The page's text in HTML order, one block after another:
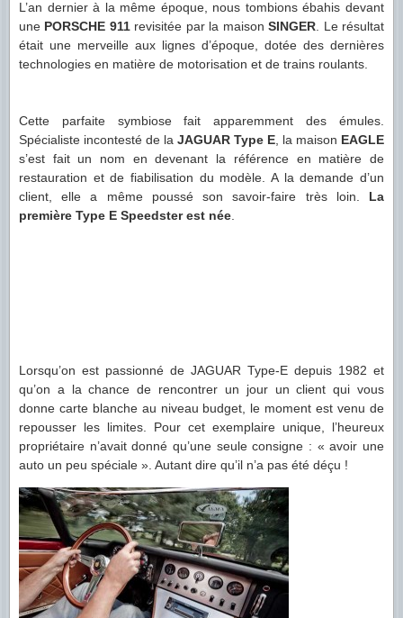
L’an dernier à la même époque, nous tombions ébahis devant
une PORSCHE 911revisitée par la maisonSINGER . Le résultat
était une merveille aux lignes d’époque, dotée des dernières
technologies en matière de motorisation et de trains roulants.
Cette parfaite symbiose fait apparemment des émules.
Spécialiste incontesté de la JAGUAR Type E , la maison EAGLE
s’est fait un nom en devenant la référence en matière de
restauration et de fiabilisation du modèle. A la demande d’un
client, elle a même poussé son savoir-faire très loin. La
première Type E Speedster est née
Lorsqu’on est passionné de JAGUAR Type-E depuis 1982 et
qu’on a la chance de rencontrer un jour un client qui vous
donne carte blanche au niveau budget, le moment est venu de
repousser les limites. Pour cet exemplaire unique, l’heureux
propriétaire n’avait donné qu’une seule consigne : « avoir une
auto un peu spéciale ». Autant dire qu’il n’a pas été déçu !